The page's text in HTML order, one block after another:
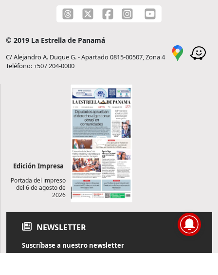
© 2019 La Estrella de Panamá
C/ Alejandro A. Duque G. - Apartado 0815-00507, Zona 4
Teléfono: +507 204-0000
Edición Impresa
Portada del impreso
del 6 de agosto de
2026
NEWSLETTER
Suscríbase a nuestro newsletter
Reciba diariamente información de actualidad directamente en